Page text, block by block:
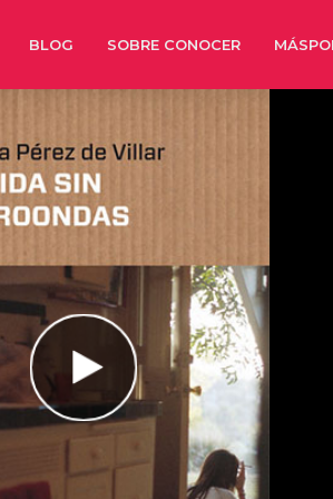
BLOG SOBRE CONOCER